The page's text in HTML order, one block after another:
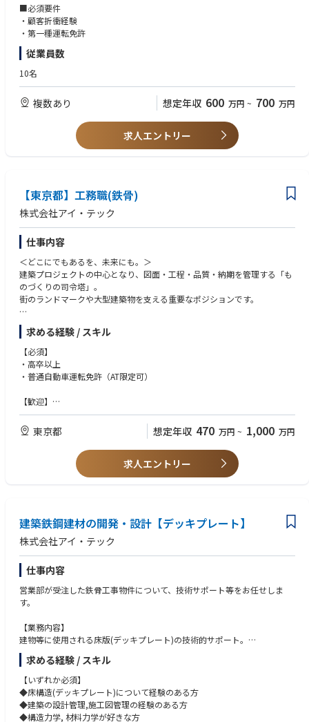
■業務詳細
施工業者へ必要な資材を販売
【OJT教育で安心】
※現在の担当者より業務引継ぎ有り※
製品知識を習得しつつ、先輩社員の帯同のもと顧客へのあいさつ回り等全
体の流れを把握
■必須要件
・顧客折衝経験
・第一種運転免許
従業員数
10名
複数あり 想定年収 600 万円 ~ 700 万円
求人エントリー
【東京都】工務職(鉄骨)
株式会社アイ・テック
仕事内容
＜どこにでもあるを、未来にも。＞
建築プロジェクトの中心となり、図面・工程・品質・納期を管理する「も
のづくりの司令塔」。
街のランドマークや大型建築物を支える重要なポジションです。
■仕事内容
鉄骨工事が円滑に進むよう、製作から施工までをトータルで管理していた
だきます。
・鉄骨図面の確認
・原寸作業
・部材のばらし作業
・品質管理、納期管理
・ファブリケーターとの打合せ
求める経験 / スキル
【必須】
・高卒以上
・普通自動車運転免許（AT限定可）
【歓迎】
・鉄骨業界経験者
・CAD操作経験者
・工務、施工管理経験者
・建築施工管理技士資格保有者
・建築士資格保有者
・周囲と協力しながら仕事を進められる方
・社会インフラを支える仕事に誇りを持てる方
東京都 想定年収 470 万円 ~ 1,000 万円
求人エントリー
建築鉄鋼建材の開発・設計【デッキプレート】
株式会社アイ・テック
仕事内容
営業部が受注した鉄骨工事物件について、技術サポート等をお任せしま
す。
【業務内容】
建物等に使用される床版(デッキプレート)の技術的サポート。
新商品開発、それに伴う実験や解析。
工業会活動(委員会,講習会講師など)。
床の構造計算、構造検討。
時には、営業職に同行し、客先に技術的な説明、サポート。
受注された床版について、図面作図、製作手配。
求める経験 / スキル
【いずれか必須】
◆床構造(デッキプレート)について経験のある方
◆建築の設計管理,施工図管理の経験のある方
◆構造力学, 材料力学が好きな方